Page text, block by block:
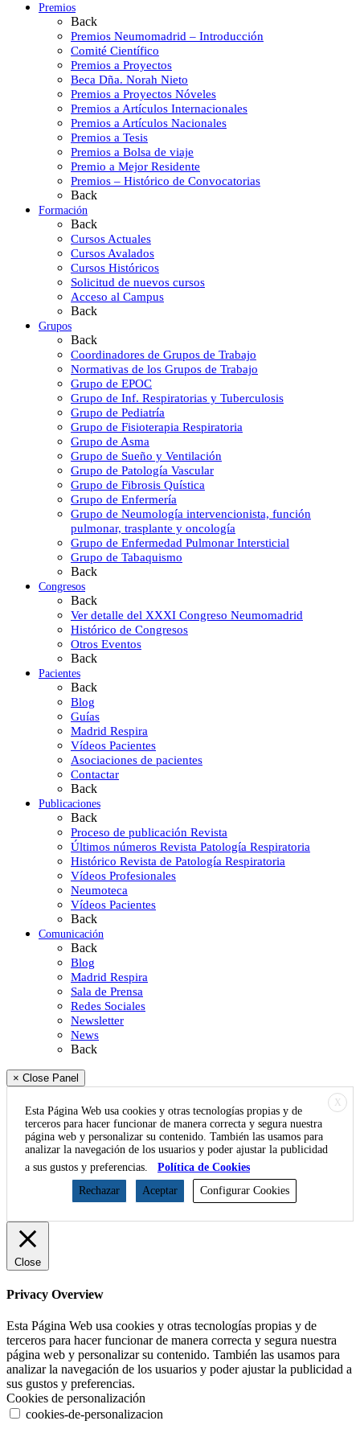
Premios
Back
Premios Neumomadrid – Introducción
Comité Científico
Premios a Proyectos
Beca Dña. Norah Nieto
Premios a Proyectos Nóveles
Premios a Artículos Internacionales
Premios a Artículos Nacionales
Premios a Tesis
Premios a Bolsa de viaje
Premio a Mejor Residente
Premios – Histórico de Convocatorias
Back
Formación
Back
Cursos Actuales
Cursos Avalados
Cursos Históricos
Solicitud de nuevos cursos
Acceso al Campus
Back
Grupos
Back
Coordinadores de Grupos de Trabajo
Normativas de los Grupos de Trabajo
Grupo de EPOC
Grupo de Inf. Respiratorias y Tuberculosis
Grupo de Pediatría
Grupo de Fisioterapia Respiratoria
Grupo de Asma
Grupo de Sueño y Ventilación
Grupo de Patología Vascular
Grupo de Fibrosis Quística
Grupo de Enfermería
Grupo de Neumología intervencionista, función
pulmonar, trasplante y oncología
Grupo de Enfermedad Pulmonar Intersticial
Grupo de Tabaquismo
Back
Congresos
Back
Ver detalle del XXXI Congreso Neumomadrid
Histórico de Congresos
Otros Eventos
Back
Pacientes
Back
Blog
Guías
Madrid Respira
Vídeos Pacientes
Asociaciones de pacientes
Contactar
Back
Publicaciones
Back
Proceso de publicación Revista
Últimos números Revista Patología Respiratoria
Histórico Revista de Patología Respiratoria
Vídeos Profesionales
Neumoteca
Vídeos Pacientes
Back
Comunicación
Back
Blog
Madrid Respira
Sala de Prensa
Redes Sociales
Newsletter
News
Back
× Close Panel
X
Esta Página Web usa cookies y otras tecnologías propias y de
terceros para hacer funcionar de manera correcta y segura nuestra
página web y personalizar su contenido. También las usamos para
analizar la navegación de los usuarios y poder ajustar la publicidad
a sus gustos y preferencias.
Política de Cookies
Rechazar
Aceptar Configurar Cookies
Close
Privacy Overview
Esta Página Web usa cookies y otras tecnologías propias y de
terceros para hacer funcionar de manera correcta y segura nuestra
página web y personalizar su contenido. También las usamos para
analizar la navegación de los usuarios y poder ajustar la publicidad a
sus gustos y preferencias.
Cookies de personalización
cookies-de-personalizacion